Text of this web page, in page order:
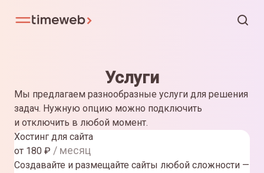
Услуги
Мы предлагаем разнообразные услуги для решения
задач. Нужную опцию можно подключить
и отключить в любой момент.
Хостинг для сайта
от 180 ₽ / месяц
Создавайте и размещайте сайты любой сложности —